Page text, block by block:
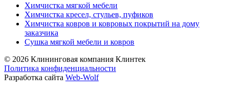
Химчистка мягкой мебели
Химчистка кресел, стульев, пуфиков
Химчистка ковров и ковровых покрытий на дому
заказчика
Сушка мягкой мебели и ковров
© 2026 Клининговая компания Клинтек
Политика конфиденциальности
Разработка сайта Web-Wolf